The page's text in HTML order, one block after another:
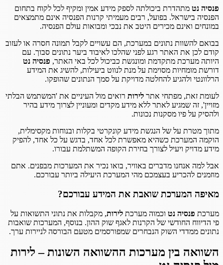
פנסיה נט מתהדרת ביכולתה לספק מידע אמין ומקיף לכל לקוח בתחום
הפנסיה בישראל. בפועל, רבים מעמיתי קרנות הפנסיה אינם מתמצאים
במונחים ואינם מכירים היטב את נבכי ומבואות עולם הפנסיה.
בבואם להשוות נתונים במערכת, הם עשויים לקבל תמונה חסרה או לעזוב
קודם לכן את האתר רגע לפני שהלכו לאיבוד ביער נתונים סבוך. עם
היותה מערכת מתקדמת ומונגשת כביכול לכל באי האתר, פנסיה נט
דורשת מומחיות מסוימת על מנת לנווט ביעילות, להשיג את המידע
הרלוונטי ולהגיע להחלטה מדויקת על סמך הנתונים שהופקו.
לעומת זאת, מפתחי אתר לירות רואים מול העיניים את 'המשתמש הבלתי
מזויין', זה שמגיע לאתר ללא מידע מקדים ומעוניין לצרוך מידע בהיר
ולהסיק על פיו מסקנות נכונות.
מתוך מטרת על של הנגשת מידע קונקרטי בקלות ובנוחות מקסימלית,
הוקמה המערכת כשהיא מאפשרת לכל אחד, בדגש על כל אחד, להפיק
מידע מדויק ויעיל לצורך בחירת הקופה המשתלמת עבורו.
אבל למה אנחנו מדברים באוויר, בואו נכיר את המערכות מבפנים. אתם
מוזמנים להכריע בעצמכם מהי המערכת היעילה ביותר עבורכם.
מאיפה המערכת שואבת את המידע עבורכם?
מערכת פנסיה נט וכמוה מערכת לירות, מקבלות את נתוני התשואות על
פי הדיווח החודשי של הקרנות לאגף שוק ההון. בנוסף, המערכות שואבות
נתונים ממדדי השוק הנבחרים שמפורסמים מטעם הבורסה לניירות ערך.
השוואה בין מערכות ההשוואה השונות – לירות